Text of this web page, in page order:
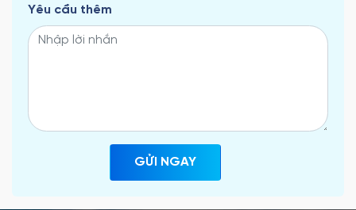
Yêu cầu thêm
GỬI NGAY